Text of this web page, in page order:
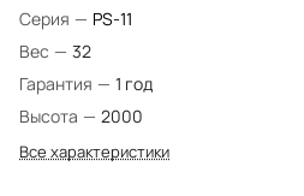
Серия — PS-11
Вес — 32
Гарантия — 1 год
Высота — 2000
Все характеристики